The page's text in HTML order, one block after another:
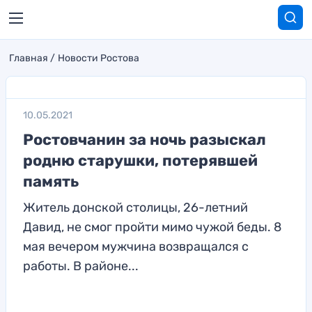
Главная Новости Ростова
10.05.2021
Ростовчанин за ночь разыскал
родню старушки, потерявшей
память
Житель донской столицы, 26-летний
Давид, не смог пройти мимо чужой беды. 8
мая вечером мужчина возвращался с
работы. В районе...